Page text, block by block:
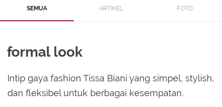
SEMUA ARTIKEL FOTO
formal look
Intip gaya fashion Tissa Biani yang simpel, stylish,
dan fleksibel untuk berbagai kesempatan.